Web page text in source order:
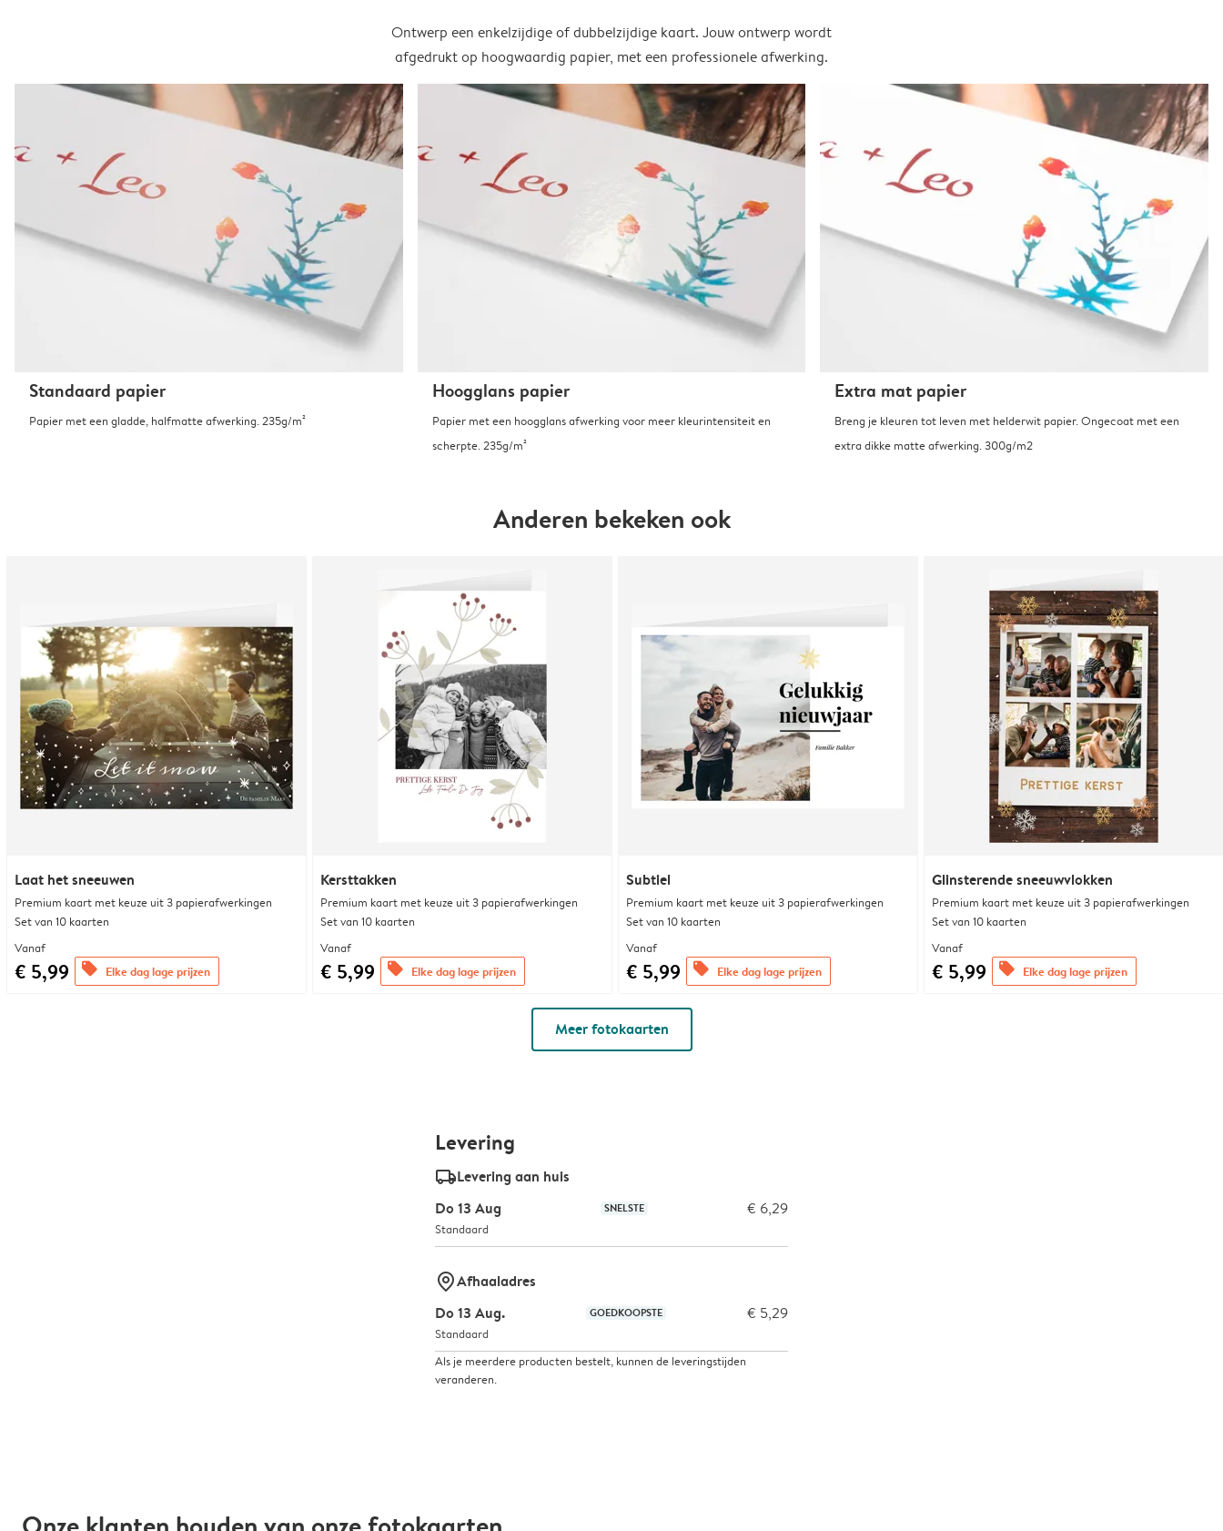
Ontwerp een enkelzijdige of dubbelzijdige kaart. Jouw ontwerp wordt
afgedrukt op hoogwaardig papier, met een professionele afwerking.
Standaard papier
Papier met een gladde, halfmatte afwerking. 235g/m²
Hoogglans papier
Papier met een hoogglans afwerking voor meer kleurintensiteit en
scherpte. 235g/m²
Extra mat papier
Breng je kleuren tot leven met helderwit papier. Ongecoat met een
extra dikke matte afwerking. 300g/m2
Anderen bekeken ook
Laat het sneeuwen
Premium kaart met keuze uit 3 papierafwerkingen
Set van 10 kaarten
Vanaf
€ 5,99 offers Elke dag lage prijzen
Kersttakken
Premium kaart met keuze uit 3 papierafwerkingen
Set van 10 kaarten
Vanaf
€ 5,99 offers Elke dag lage prijzen
Subtiel
Premium kaart met keuze uit 3 papierafwerkingen
Set van 10 kaarten
Vanaf
€ 5,99 offers Elke dag lage prijzen
Glinsterende sneeuwvlokken
Premium kaart met keuze uit 3 papierafwerkingen
Set van 10 kaarten
Vanaf
€ 5,99 offers Elke dag lage prijzen
Meer fotokaarten
Levering
delivery_standard_v2Levering aan huis
Do 13 Aug
SNELSTE € 6,29
Standaard
marker-pinAfhaaladres
Do 13 Aug.
GOEDKOOPSTE € 5,29
Standaard
Als je meerdere producten bestelt, kunnen de leveringstijden
veranderen.